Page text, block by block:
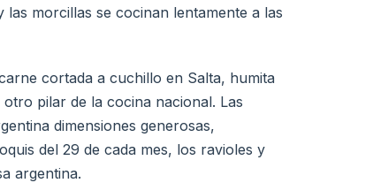
morcillas se cocinan lentamente a las
cortada a cuchillo en Salta, humita
pilar de la cocina nacional. Las
dimensiones generosas,
del 29 de cada mes, los ravioles y
argentina.